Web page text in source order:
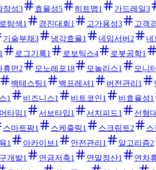
장성3 효율성5 히트맵1 가드레일3
탐색1 경진대회 1 고가용성3 고객
기술부채3 냉각효율1 네임서버 2 네
1 로그기록1 로보틱스4 로봇공학1
휴먼 2 모노레포18 모놀리스1 모니
백테스팅1 백프레셔 1 버전관리 1
1 비즈니스1 비트코인1 비효율성1
타임1 서브타입1 서치피드1 선형
스마트팜1 스케줄링1 스크립트2 스
1 아카이브 1 안전관리 1 알고리즘2
개발1 연금저축1 연말정산1 연차